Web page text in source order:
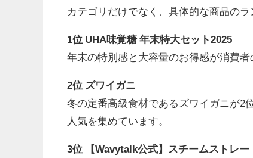
カテゴリだけでなく、具体的な商品のラ
1位 UHA味覚糖 年末特大セット2025
年末の特別感と大容量のお得感が消費
2位 ズワイガニ
冬の定番高級食材であるズワイガニが2
人気を集めています。
3位 【Wavytalk公式】スチームストレー